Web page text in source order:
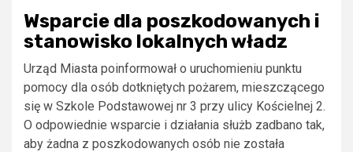
Wsparcie dla poszkodowanych i
stanowisko lokalnych władz
Urząd Miasta poinformował o uruchomieniu punktu
pomocy dla osób dotkniętych pożarem, mieszczącego
się w Szkole Podstawowej nr 3 przy ulicy Kościelnej 2.
O odpowiednie wsparcie i działania służb zadbano tak,
aby żadna z poszkodowanych osób nie została